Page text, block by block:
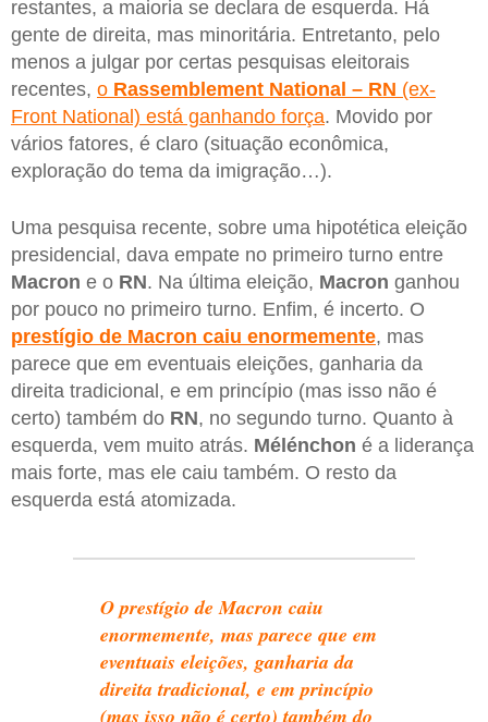
restantes, a maioria se declara de esquerda. Há
gente de direita, mas minoritária. Entretanto, pelo
menos a julgar por certas pesquisas eleitorais
recentes, o Rassemblement National – RN (ex-
Front National) está ganhando força. Movido por
vários fatores, é claro (situação econômica,
exploração do tema da imigração…).
Uma pesquisa recente, sobre uma hipotética eleição
presidencial, dava empate no primeiro turno entre
Macron e o RN. Na última eleição, Macron ganhou
por pouco no primeiro turno. Enfim, é incerto. O
prestígio de Macron caiu enormemente, mas
parece que em eventuais eleições, ganharia da
direita tradicional, e em princípio (mas isso não é
certo) também do RN, no segundo turno. Quanto à
esquerda, vem muito atrás. Mélénchon é a liderança
mais forte, mas ele caiu também. O resto da
esquerda está atomizada.
O prestígio de Macron caiu
enormemente, mas parece que em
eventuais eleições, ganharia da
direita tradicional, e em princípio
(mas isso não é certo) também do